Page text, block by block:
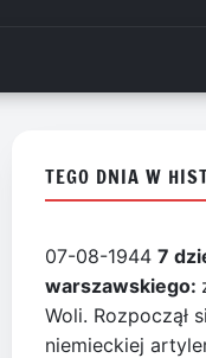
TEGO DNIA W
07-08-19447
warszawskiego:
Woli. Rozpoczął
niemieckiej